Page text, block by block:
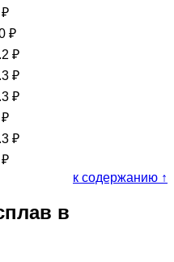
₽
₽
₽
₽
₽
₽
₽
₽
к содержанию ↑
в